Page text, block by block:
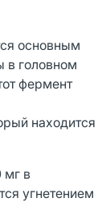
основным
в головном
фермент
находится
мг в
угнетением